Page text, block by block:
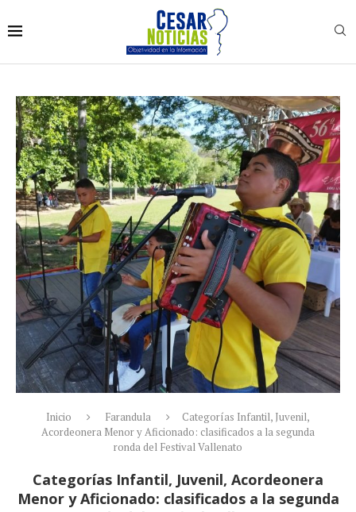
Inicio Farandula
Categorías Infantil, Juvenil,
Acordeonera Menor y Aficionado: clasificados a la segunda
ronda del Festival Vallenato
Categorías Infantil, Juvenil, Acordeonera
Menor y Aficionado: clasificados a la segunda